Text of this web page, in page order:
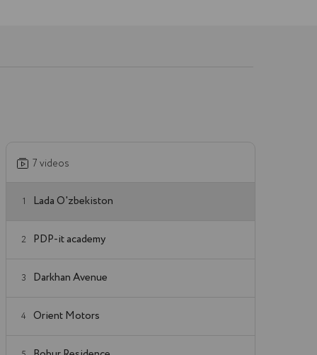
7 videos
1 Lada O'zbekiston
2 PDP-it academy
3 Darkhan Avenue
4 Orient Motors